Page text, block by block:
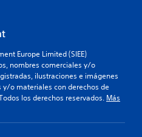
Europe Limited (SIEE)
nombres comerciales y/o
ilustraciones e imágenes
o materiales con derechos de
los derechos reservados. Más